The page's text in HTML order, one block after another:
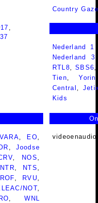
Country
,
Nederland
Nederland
RTL8,SBS6
Tien,Yorin
Central ,
Kids
, EO,
, Joodse
, NOS ,
NTR, NTS ,
ROF, RVU,
NOT,
,WNL